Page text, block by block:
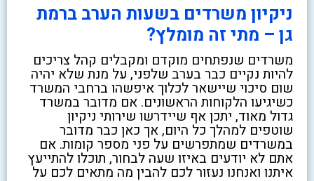
ניקיון משרדים בשעות הערב ברמת
גן – מתי זה מומלץ?
משרדים שנפתחים מוקדם ומקבלים קהל צריכים
להיות נקיים כבר בערב שלפני, על מנת שלא יהיה
שום סיכוי שיישאר לכלוך איפשהו ברחבי המשרד
כשיגיעו הלקוחות הראשונים. אם מדובר במשרד
גדול מאוד, יתכן אף שיידרשו שירותי ניקיון
שוטפים למהלך כל היום, אך כאן כבר מדובר
במשרדים שמתפרשים על פני מספר קומות. אם
אתם לא יודעים באיזו שעה לבחור, תוכלו להתייעץ
איתנו ואנחנו נעזור לכם להבין מה מתאים לכם על